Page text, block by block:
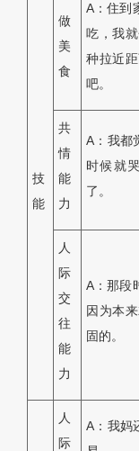
技
能
做
美
食
A：住到
吃，我
种拉近
吧。
共
情
能
力
A：我都
时候就
了。
人
际
交
往
能
力
A：那段
因为本
固的。
人
际
A：我妈